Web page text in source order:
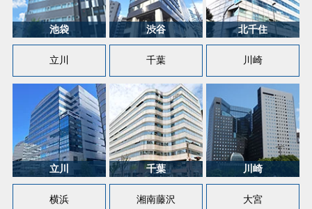
立川 千葉 川崎
横浜 湘南藤沢 大宮